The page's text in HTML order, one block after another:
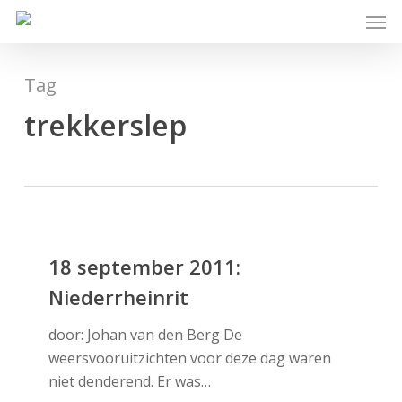
Skip
content
Tag
trekkerslep
september
Niederrheinrit
18 september 2011:
Niederrheinrit
door: Johan van den Berg De
weersvooruitzichten voor deze dag waren
niet denderend. Er was…